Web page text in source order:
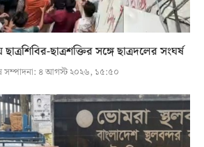
ছাত্রশক্তির সঙ্গে ছাত্রদলের সংঘর্ষ
সম্পাদনা: ৪ আগস্ট ২০২৬, ১৫:৫০